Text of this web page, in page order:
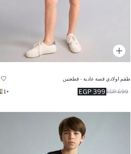
طقم اولادي قصة عادية - قطعتين
399 EGP 699 EGP
+1